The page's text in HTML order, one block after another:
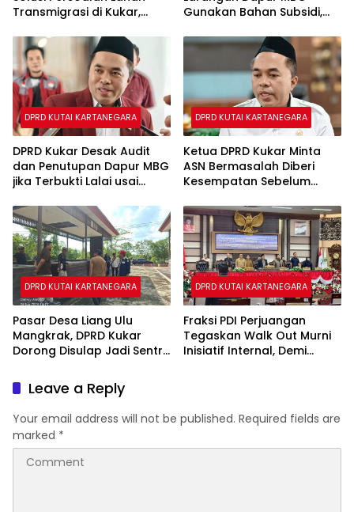
Transmigrasi di Kukar,
Terulang
Gunakan Bahan Subsidi,
Rampas Hak Masyarakat
DPRD KUTAI KARTANEGARA
DPRD Kukar Desak Audit
dan Penutupan Dapur MBG
jika Terbukti Lalai usai
Sebulu
DPRD KUTAI KARTANEGARA
Ketua DPRD Kukar Minta
ASN Bermasalah Diberi
Kesempatan Sebelum
DPRD KUTAI KARTANEGARA
Pasar Desa Liang Ulu
Mangkrak, DPRD Kukar
Dorong Disulap Jadi Sentra
DPRD KUTAI KARTANEGARA
Fraksi PDI Perjuangan
Tegaskan Walk Out Murni
Inisiatif Internal, Demi
Leave a Reply
Your email address will not be published. Required fields are
marked *